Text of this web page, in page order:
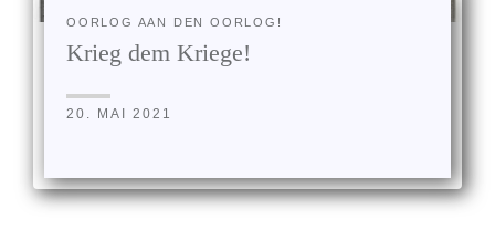
OORLOG AAN DEN OORLOG!
Krieg dem Kriege!
20. MAI 2021